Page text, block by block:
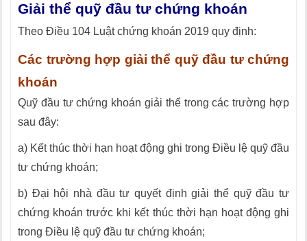
Giải thể quỹ đầu tư chứng khoán
Theo Điều 104 Luật chứng khoán 2019 quy định:
Các trường hợp giải thể quỹ đầu tư chứng
khoán
Quỹ đầu tư chứng khoán giải thể trong các trường hợp
sau đây:
a) Kết thúc thời hạn hoạt động ghi trong Điều lệ quỹ đầu
tư chứng khoán;
b) Đại hội nhà đầu tư quyết định giải thể quỹ đầu tư
chứng khoán trước khi kết thúc thời hạn hoạt động ghi
trong Điều lệ quỹ đầu tư chứng khoán;